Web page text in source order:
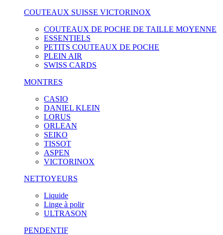
COUTEAUX SUISSE VICTORINOX
COUTEAUX DE POCHE DE TAILLE MOYENNE
ESSENTIELS
PETITS COUTEAUX DE POCHE
PLEIN AIR
SWISS CARDS
MONTRES
CASIO
DANIEL KLEIN
LORUS
ORLEAN
SEIKO
TISSOT
ASPEN
VICTORINOX
NETTOYEURS
Liquide
Linge à polir
ULTRASON
PENDENTIF